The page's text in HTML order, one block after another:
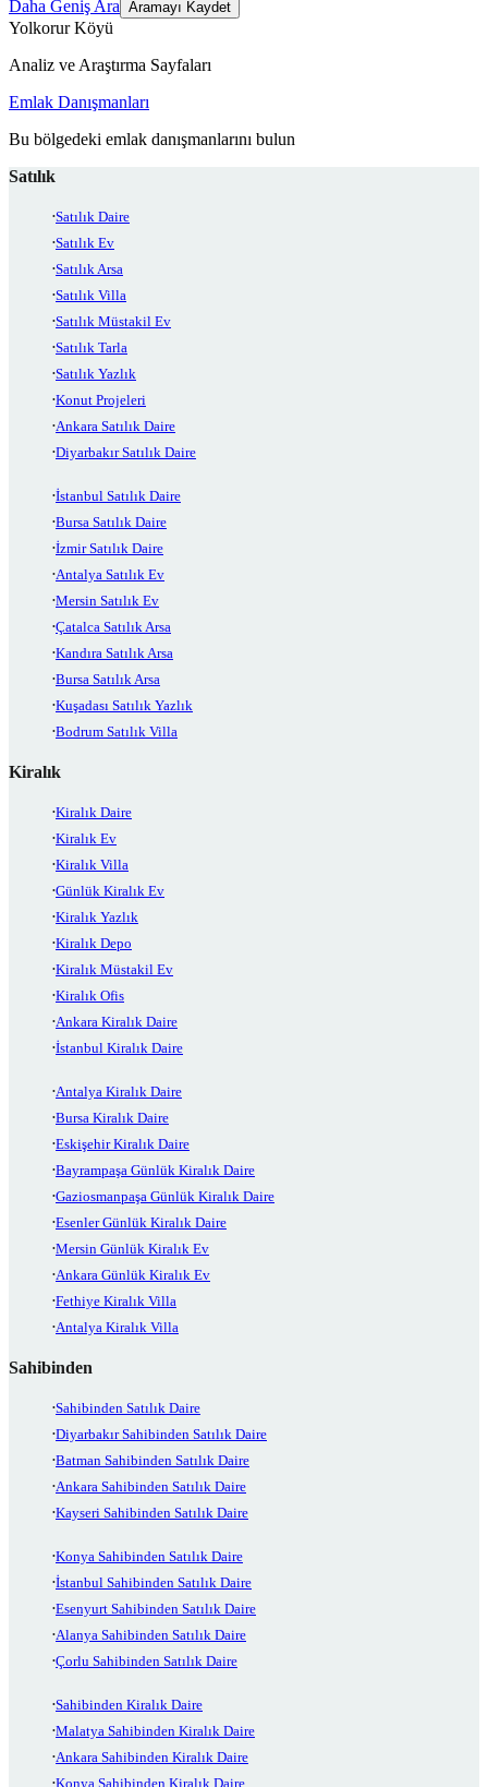
Daha Geniş Ara Aramayı Kaydet
Yolkorur Köyü
Analiz ve Araştırma Sayfaları
Emlak Danışmanları
Bu bölgedeki emlak danışmanlarını bulun
Satılık
Satılık Daire
Satılık Ev
Satılık Arsa
Satılık Villa
Satılık Müstakil Ev
Satılık Tarla
Satılık Yazlık
Konut Projeleri
Ankara Satılık Daire
Diyarbakır Satılık Daire
İstanbul Satılık Daire
Bursa Satılık Daire
İzmir Satılık Daire
Antalya Satılık Ev
Mersin Satılık Ev
Çatalca Satılık Arsa
Kandıra Satılık Arsa
Bursa Satılık Arsa
Kuşadası Satılık Yazlık
Bodrum Satılık Villa
Kiralık
Kiralık Daire
Kiralık Ev
Kiralık Villa
Günlük Kiralık Ev
Kiralık Yazlık
Kiralık Depo
Kiralık Müstakil Ev
Kiralık Ofis
Ankara Kiralık Daire
İstanbul Kiralık Daire
Antalya Kiralık Daire
Bursa Kiralık Daire
Eskişehir Kiralık Daire
Bayrampaşa Günlük Kiralık Daire
Gaziosmanpaşa Günlük Kiralık Daire
Esenler Günlük Kiralık Daire
Mersin Günlük Kiralık Ev
Ankara Günlük Kiralık Ev
Fethiye Kiralık Villa
Antalya Kiralık Villa
Sahibinden
Sahibinden Satılık Daire
Diyarbakır Sahibinden Satılık Daire
Batman Sahibinden Satılık Daire
Ankara Sahibinden Satılık Daire
Kayseri Sahibinden Satılık Daire
Konya Sahibinden Satılık Daire
İstanbul Sahibinden Satılık Daire
Esenyurt Sahibinden Satılık Daire
Alanya Sahibinden Satılık Daire
Çorlu Sahibinden Satılık Daire
Sahibinden Kiralık Daire
Malatya Sahibinden Kiralık Daire
Ankara Sahibinden Kiralık Daire
Konya Sahibinden Kiralık Daire